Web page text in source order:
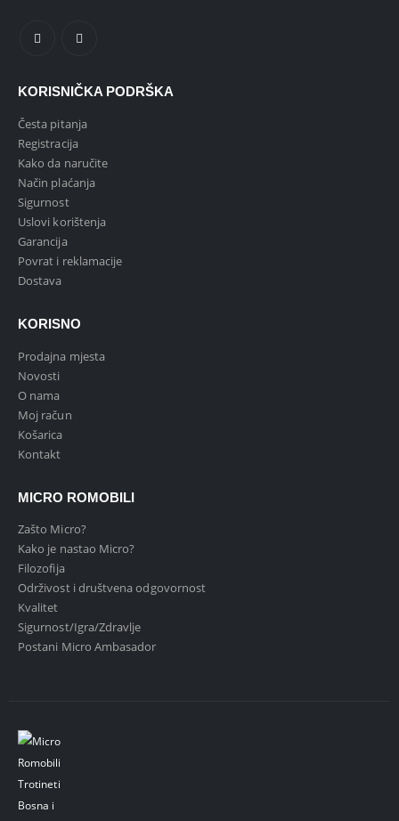
KORISNIČKA PODRŠKA
Česta pitanja
Registracija
Kako da naručite
Način plaćanja
Sigurnost
Uslovi korištenja
Garancija
Povrat i reklamacije
Dostava
KORISNO
Prodajna mjesta
Novosti
O nama
Moj račun
Košarica
Kontakt
MICRO ROMOBILI
Zašto Micro?
Kako je nastao Micro?
Filozofija
Održivost i društvena odgovornost
Kvalitet
Sigurnost/Igra/Zdravlje
Postani Micro Ambasador